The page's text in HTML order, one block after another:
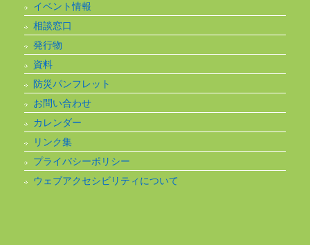
イベント情報
相談窓口
発行物
資料
防災パンフレット
お問い合わせ
カレンダー
リンク集
プライバシーポリシー
ウェブアクセシビリティについて